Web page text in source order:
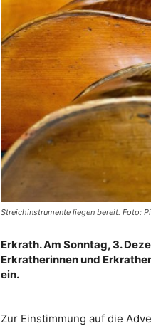
Streichinstrumente liegen bereit. Foto:
Erkrath. Am Sonntag, 3.
Erkratherinnen und
ein.
Zur Einstimmung auf die